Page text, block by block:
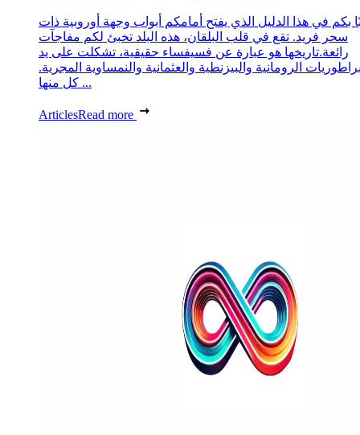
بكم في هذا الدليل الذي يفتح أمامكم أبواب وجهة أوروبية ذات
سحر فريد. تقع في قلب البلقان، هذه البلد تخبئ لكم مفاجآت
رائعة.تاريخها هو عبارة عن فسيفساء حقيقية، تشكلت على يد
الرومانية والبيزنطية والعثمانية والنمساوية المجرية.
كل منها ...
ArticlesRead more